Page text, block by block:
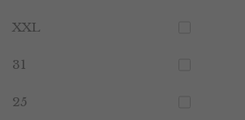
XXL
31
25